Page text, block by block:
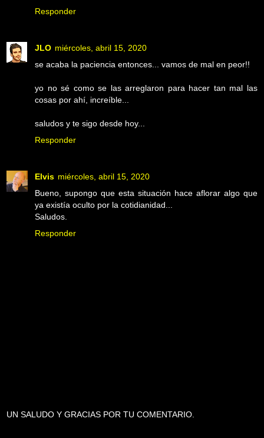
Responder
JLO miércoles, abril 15, 2020
se acaba la paciencia entonces... vamos de mal en peor!!
yo no sé como se las arreglaron para hacer tan mal las
cosas por ahí, increíble...
saludos y te sigo desde hoy...
Responder
Elvis miércoles, abril 15, 2020
Bueno, supongo que esta situación hace aflorar algo que
ya existía oculto por la cotidianidad...
Saludos.
Responder
UN SALUDO Y GRACIAS POR TU COMENTARIO.